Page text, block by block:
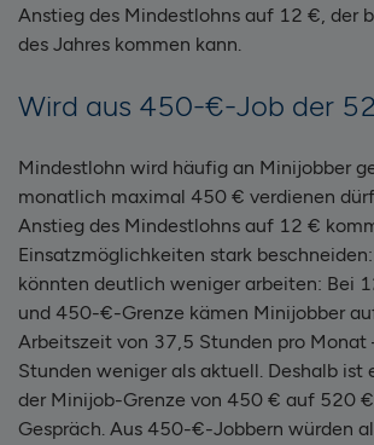
Anstieg des Mindestlohns auf 12 €, der
des Jahres kommen kann.
Wird aus 450-€-Job der
Mindestlohn wird häufig an Minijobber
monatlich maximal 450 € verdienen
Anstieg des Mindestlohns auf 12 €
Einsatzmöglichkeiten stark
könnten deutlich weniger arbeiten: Bei
und 450-€-Grenze kämen Minijobber
Arbeitszeit von 37,5 Stunden pro Monat
Stunden weniger als aktuell. Deshalb ist
der Minijob-Grenze von 450 € auf 520
Gespräch. Aus 450-€-Jobbern würden